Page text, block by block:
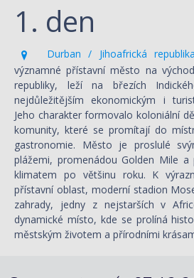
1. den
Durban / Jihoafrická
významné přístavní město na
republiky, leží na březích
nejdůležitějším ekonomickým i
Jeho charakter formovalo koloniální
komunity, které se promítají do
gastronomie. Město je proslulé
plážemi, promenádou Golden Mile a
klimatem po většinu roku. K
přístavní oblast, moderní stadion
zahrady, jedny z nejstarších v
dynamické místo, kde se prolíná
městským životem a přírodními